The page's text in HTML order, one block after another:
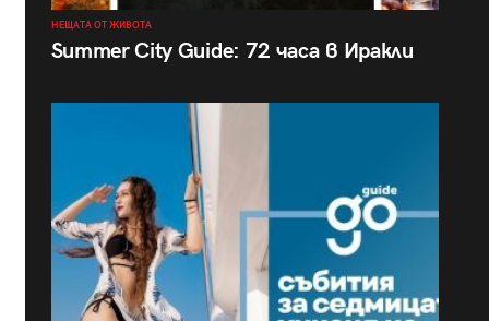
НЕЩАТА ОТ ЖИВОТА
Summer City Guide: 72 часа в Иракли